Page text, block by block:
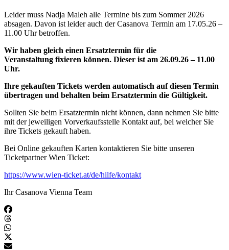
Leider muss Nadja Maleh alle Termine bis zum Sommer 2026
absagen. Davon ist leider auch der Casanova Termin am 17.05.26 –
11.00 Uhr betroffen.
Wir haben gleich einen Ersatztermin für die
Veranstaltung fixieren können. Dieser ist am 26.09.26 – 11.00
Uhr.
Ihre gekauften Tickets werden automatisch auf diesen Termin
übertragen und behalten beim Ersatztermin die Gültigkeit.
Sollten Sie beim Ersatztermin nicht können, dann nehmen Sie bitte
mit der jeweiligen Vorverkaufsstelle Kontakt auf, bei welcher Sie
ihre Tickets gekauft haben.
Bei Online gekauften Karten kontaktieren Sie bitte unseren
Ticketpartner Wien Ticket:
https://www.wien-ticket.at/de/hilfe/kontakt
Ihr Casanova Vienna Team